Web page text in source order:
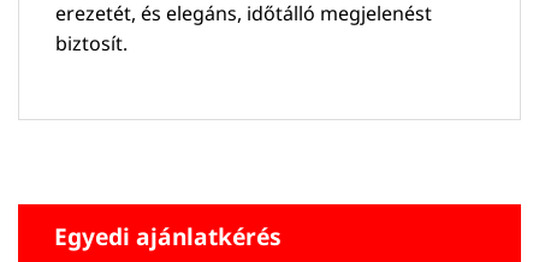
erezetét, és elegáns, időtálló megjelenést
biztosít.
Egyedi ajánlatkérés